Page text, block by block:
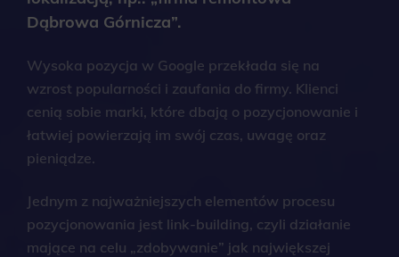
Dąbrowa Górnicza”.
Wysoka pozycja w Google przekłada się na
wzrost popularności i zaufania do firmy. Klienci
cenią sobie marki, które dbają o pozycjonowanie i
łatwiej powierzają im swój czas, uwagę oraz
pieniądze.
Jednym z najważniejszych elementów procesu
pozycjonowania jest link-building, czyli działanie
mające na celu „zdobywanie” jak największej